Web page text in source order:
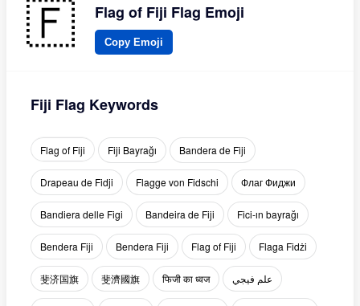
Flag of Fiji Flag Emoji
Copy Emoji
Fiji Flag Keywords
Flag of Fiji Fiji Bayrağı Bandera de Fiji
Drapeau de Fidji Flagge von Fidschi Флаг Фиджи
Bandiera delle Figi Bandeira de Fiji Fici-ın bayrağı
Bendera Fiji Bendera Fiji Flag of Fiji Flaga Fidżi
斐济国旗 斐濟國旗 फिजी का ध्वज علم فيجي